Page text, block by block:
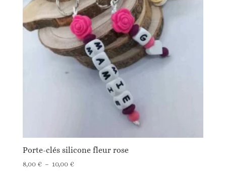
Porte-clés silicone fleur rose
8,00 € – 10,00 €Plage